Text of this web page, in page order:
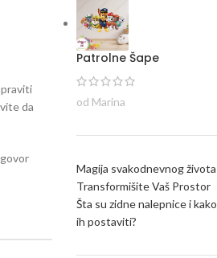
da
Patrolne Šape
od Marina
Magija svakodnevnog života
Transformišite Vaš Prostor
Šta su zidne nalepnice i kako
ih postaviti?